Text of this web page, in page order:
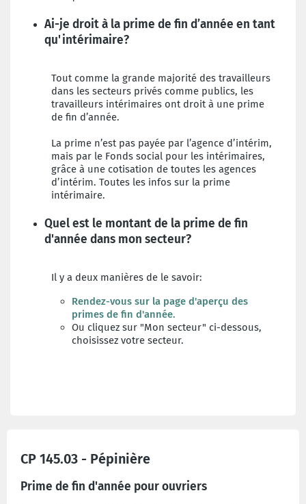
Ai-je droit à la prime de fin d’année en tant
qu'intérimaire?
Tout comme la grande majorité des travailleurs
dans les secteurs privés comme publics, les
travailleurs intérimaires ont droit à une prime
de fin d’année.
La prime n’est pas payée par l’agence d’intérim,
mais par le Fonds social pour les intérimaires,
grâce à une cotisation de toutes les agences
d’intérim. Toutes les infos sur la prime
intérimaire.
Quel est le montant de la prime de fin
d'année dans mon secteur?
Il y a deux manières de le savoir:
Rendez-vous sur la page d'aperçu des
primes de fin d'année.
Ou cliquez sur "Mon secteur" ci-dessous,
choisissez votre secteur.
CP 145.03 - Pépinière
Prime de fin d'année pour ouvriers